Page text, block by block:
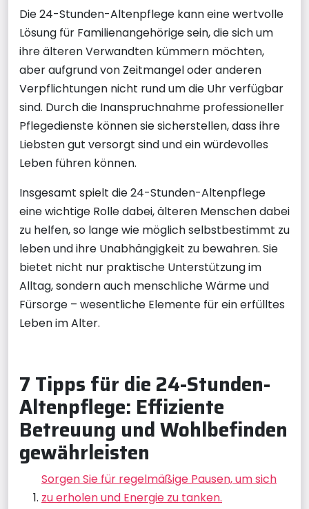
Die 24-Stunden-Altenpflege kann eine wertvolle
Lösung für Familienangehörige sein, die sich um
ihre älteren Verwandten kümmern möchten,
aber aufgrund von Zeitmangel oder anderen
Verpflichtungen nicht rund um die Uhr verfügbar
sind. Durch die Inanspruchnahme professioneller
Pflegedienste können sie sicherstellen, dass ihre
Liebsten gut versorgt sind und ein würdevolles
Leben führen können.
Insgesamt spielt die 24-Stunden-Altenpflege
eine wichtige Rolle dabei, älteren Menschen dabei
zu helfen, so lange wie möglich selbstbestimmt zu
leben und ihre Unabhängigkeit zu bewahren. Sie
bietet nicht nur praktische Unterstützung im
Alltag, sondern auch menschliche Wärme und
Fürsorge – wesentliche Elemente für ein erfülltes
Leben im Alter.
7 Tipps für die 24-Stunden-
Altenpflege: Effiziente
Betreuung und Wohlbefinden
gewährleisten
Sorgen Sie für regelmäßige Pausen, um sich
zu erholen und Energie zu tanken.